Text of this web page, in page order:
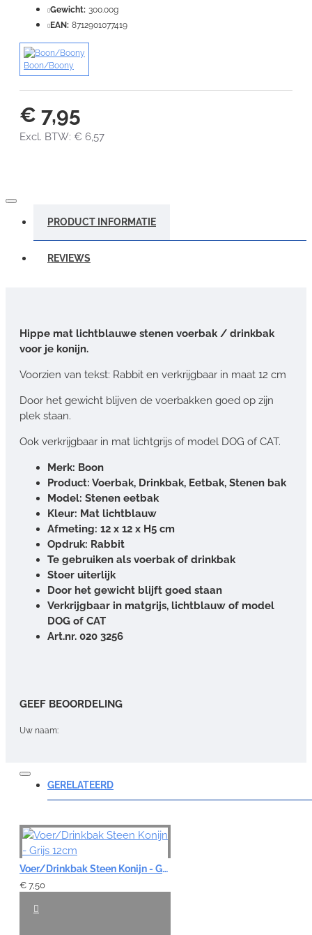
€ 7,95
Excl. BTW: € 6,57
Gewicht: 300.00g
EAN: 8712901077419
Boon/Boony
PRODUCT INFORMATIE
REVIEWS
Hippe mat lichtblauwe stenen voerbak / drinkbak
voor je konijn.
Voorzien van tekst: Rabbit en verkrijgbaar in maat 12 cm
Door het gewicht blijven de voerbakken goed op zijn
plek staan.
Ook verkrijgbaar in mat lichtgrijs of model DOG of CAT.
Merk: Boon
Product: Voerbak, Drinkbak, Eetbak, Stenen bak
Model: Stenen eetbak
Kleur: Mat lichtblauw
Afmeting: 12 x 12 x H5 cm
Opdruk: Rabbit
Te gebruiken als voerbak of drinkbak
Stoer uiterlijk
Door het gewicht blijft goed staan
Verkrijgbaar in matgrijs, lichtblauw of model
DOG of CAT
Art.nr. 020 3256
GEEF BEOORDELING
Uw naam:
Opmerking:
Note:HTML-code wordt niet vertaald!
Waardering:
GERELATEERD
Voer/Drinkbak Steen Konijn - Grijs 12cm
€ 7,50